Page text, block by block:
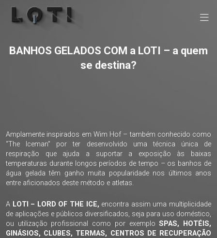
BANHOS GELADOS COM a LOTI – a quem
se destina?
Amplamente inspirados em Wim Hof – também conhecido como
“The Iceman” por ter desenvolvido uma técnica única de
respiração que ajuda a suportar a exposição às baixas
temperaturas durante longos períodos de tempo – os banhos de
água gelada têm ganho muita popularidade nos últimos anos
entre aficionados deste método e atletas.
A LOTI – LORD OF THE ICE, encontra assim uma multiplicidade
de aplicações e públicos diversificados, seja para uso doméstico,
ou utilização profissional como por exemploSPAS, HOTÉIS,
GINÁSIOS, CLUBES, TERMAS, CENTROS DE RECUPERAÇÃO